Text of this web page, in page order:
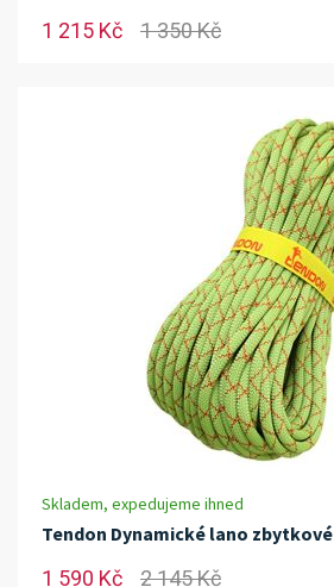
1 215 Kč 1 350 Kč
Skladem, expedujeme ihned
Tendon Dynamické lano zbytkové
1 590 Kč 2 145 Kč